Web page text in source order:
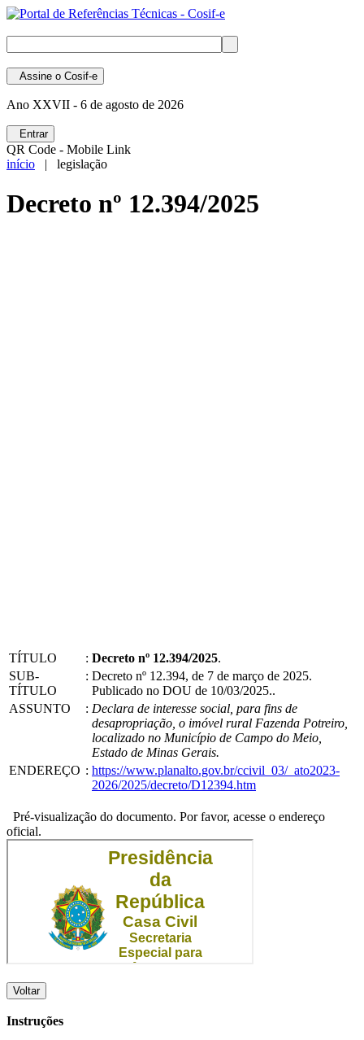
Assine o Cosif-e
Ano XXVII - 6 de agosto de 2026
Entrar
QR Code - Mobile Link
início | legislação
Decreto nº 12.394/2025
TÍTULO : Decreto nº 12.394/2025.
SUB-
TÍTULO
: Decreto nº 12.394, de 7 de março de 2025.
Publicado no DOU de 10/03/2025..
ASSUNTO
: Declara de interesse social, para fins de
desapropriação, o imóvel rural Fazenda Potreiro,
localizado no Município de Campo do Meio,
Estado de Minas Gerais.
ENDEREÇO : https://www.planalto.gov.br/ccivil_03/_ato2023-
2026/2025/decreto/D12394.htm
Pré-visualização do documento. Por favor, acesse o endereço
oficial.
Voltar
Instruções